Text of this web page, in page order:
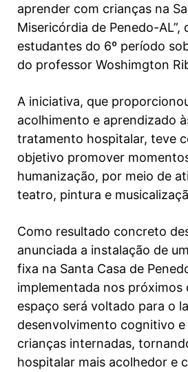
aprender com crianças na
Misericórdia de Penedo-
estudantes do 6º período
do professor Woshimgton
A iniciativa, que
acolhimento e aprendizado
tratamento hospitalar, teve
objetivo promover
humanização, por meio de
teatro, pintura e
Como resultado concreto
anunciada a instalação de
fixa na Santa Casa de
implementada nos próximos
espaço será voltado para o
desenvolvimento cognitivo
crianças internadas,
hospitalar mais acolhedor e